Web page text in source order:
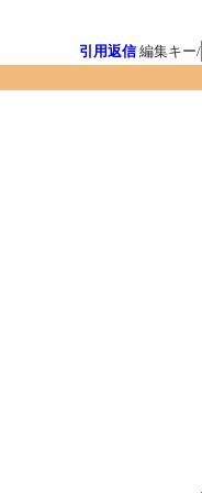
引用返信 編集キー/